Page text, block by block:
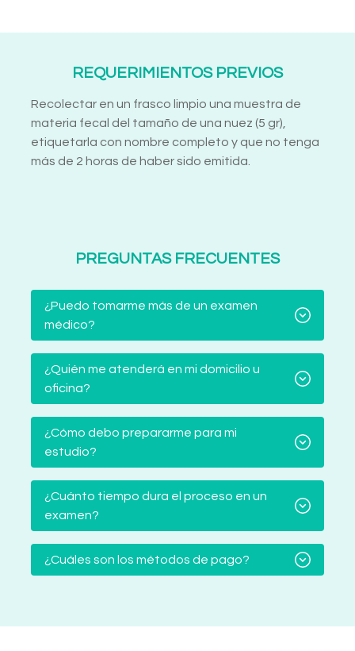
REQUERIMIENTOS PREVIOS
Recolectar en un frasco limpio una muestra de
materia fecal del tamaño de una nuez (5 gr),
etiquetarla con nombre completo y que no tenga
más de 2 horas de haber sido emitida.
PREGUNTAS FRECUENTES
¿Puedo tomarme más de un examen
médico?
¿Quién me atenderá en mi domicilio u
oficina?
¿Cómo debo prepararme para mi
estudio?
¿Cuánto tiempo dura el proceso en un
examen?
¿Cuáles son los métodos de pago?